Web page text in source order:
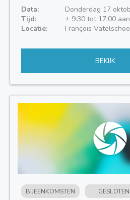
Data:
Donderdag 17
Tijd:
± 9:30 tot 17:00
Locatie:
François
BEKIJK
BIJEENKOMSTEN GESLOTEN